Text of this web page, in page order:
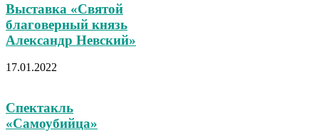
Выставка «Святой
благоверный князь
Александр Невский»
17.01.2022
Спектакль
«Самоубийца»